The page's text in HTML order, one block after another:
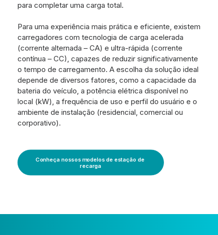
para completar uma carga total.
Para uma experiência mais prática e eficiente, existem
carregadores com tecnologia de carga acelerada
(corrente alternada – CA) e ultra-rápida (corrente
contínua – CC), capazes de reduzir significativamente
o tempo de carregamento. A escolha da solução ideal
depende de diversos fatores, como a capacidade da
bateria do veículo, a potência elétrica disponível no
local (kW), a frequência de uso e perfil do usuário e o
ambiente de instalação (residencial, comercial ou
corporativo).
Conheça nossos modelos de estação de
recarga